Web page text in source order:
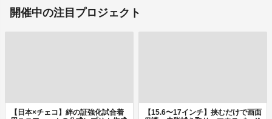
開催中の注目プロジェクト
【日本×チェコ】絆の証強化試合着
【15.6〜17インチ】挟むだけで画面